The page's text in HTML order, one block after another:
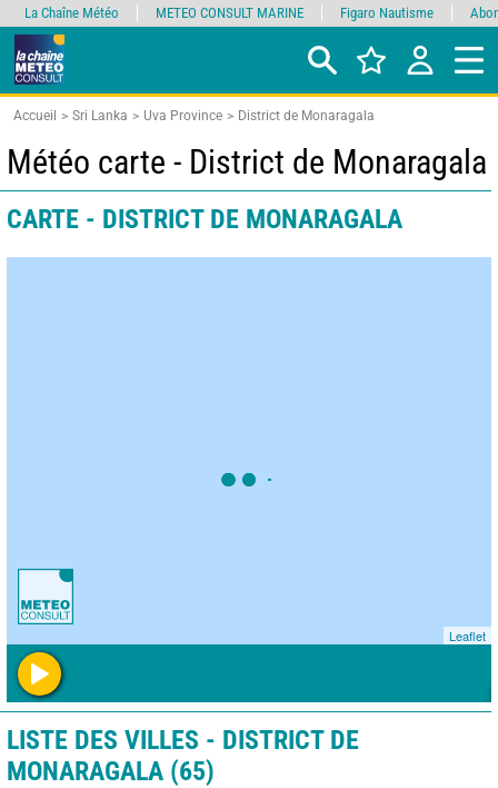
Accueil Sri Lanka Uva Province District de Monaragala
Météo carte - District de Monaragala
CARTE - DISTRICT DE MONARAGALA
Leaflet
LISTE DES VILLES - DISTRICT DE
MONARAGALA (65)
La Chaîne Météo METEO CONSULT MARINE Figaro Nautisme